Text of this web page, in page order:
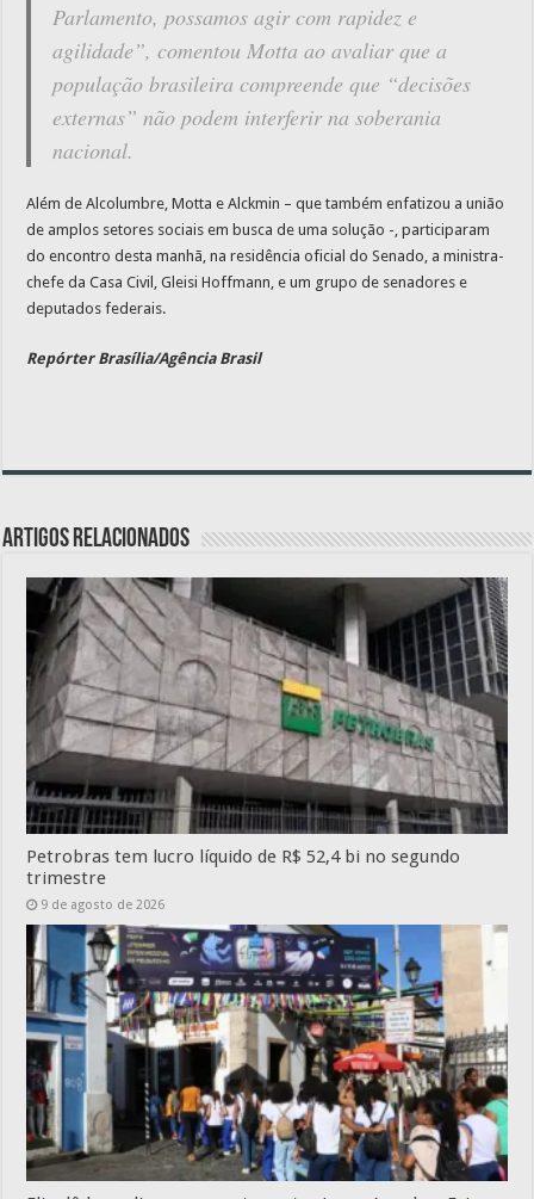
Parlamento, possamos agir com rapidez e
agilidade”, comentou Motta ao avaliar que a
população brasileira compreende que “decisões
externas” não podem interferir na soberania
nacional.
Além de Alcolumbre, Motta e Alckmin – que também enfatizou a união
de amplos setores sociais em busca de uma solução -, participaram
do encontro desta manhã, na residência oficial do Senado, a ministra-
chefe da Casa Civil, Gleisi Hoffmann, e um grupo de senadores e
deputados federais.
Repórter Brasília/Agência Brasil
Artigos relacionados
Petrobras tem lucro líquido de R$ 52,4 bi no segundo
trimestre
9 de agosto de 2026